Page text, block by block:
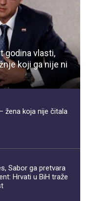
godina vlasti,
koji ga nije ni
žena koja nije čitala
Sabor ga pretvara
Hrvati u BiH traže